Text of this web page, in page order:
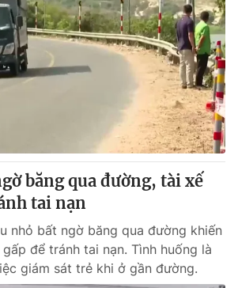
băng qua đường, tài xế
tai nạn
nhỏ bất ngờ băng qua đường khiến
để tránh tai nạn. Tình huống là
giám sát trẻ khi ở gần đường.